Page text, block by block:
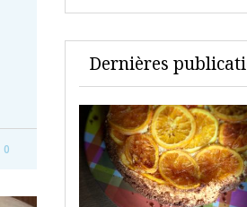
0
Dernières